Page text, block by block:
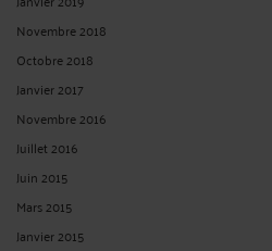
Novembre 2018
Octobre 2018
Janvier 2017
Novembre 2016
Juillet 2016
Juin 2015
Mars 2015
Janvier 2015